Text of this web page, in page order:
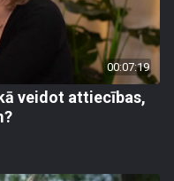
00:07:19
veidot attiecības,